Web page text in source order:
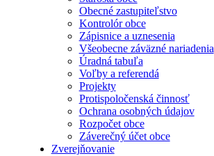
Obecné zastupiteľstvo
Kontrolór obce
Zápisnice a uznesenia
Všeobecne záväzné nariadenia
Úradná tabuľa
Voľby a referendá
Projekty
Protispoločenská činnosť
Ochrana osobných údajov
Rozpočet obce
Záverečný účet obce
Zverejňovanie